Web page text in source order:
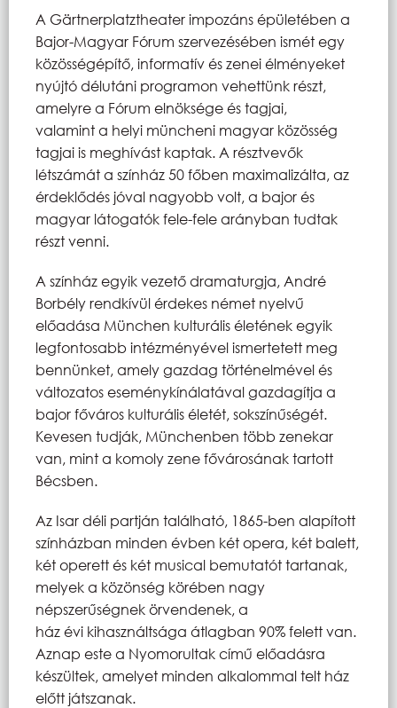
A Gärtnerplatztheater impozáns épületében a
Bajor-Magyar Fórum szervezésében ismét egy
közösségépítő, informatív és zenei élményeket
nyújtó délutáni programon vehettünk részt,
amelyre a Fórum elnöksége és tagjai,
valamint a helyi müncheni magyar közösség
tagjai is meghívást kaptak. A résztvevők
létszámát a színház 50 főben maximalizálta, az
érdeklődés jóval nagyobb volt, a bajor és
magyar látogatók fele-fele arányban tudtak
részt venni.
A színház egyik vezető dramaturgja, André
Borbély rendkívül érdekes német nyelvű
előadása München kulturális életének egyik
legfontosabb intézményével ismertetett meg
bennünket, amely gazdag történelmével és
változatos eseménykínálatával gazdagítja a
bajor főváros kulturális életét, sokszínűségét.
Kevesen tudják, Münchenben több zenekar
van, mint a komoly zene fővárosának tartott
Bécsben.
Az Isar déli partján található, 1865-ben alapított
színházban minden évben két opera, két balett,
két operett és két musical bemutatót tartanak,
melyek a közönség körében nagy
népszerűségnek örvendenek, a
ház évi kihasználtsága átlagban 90% felett van.
Aznap este a Nyomorultak című előadásra
készültek, amelyet minden alkalommal telt ház
előtt játszanak.